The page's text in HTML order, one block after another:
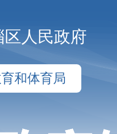
区人民政府
和体育局